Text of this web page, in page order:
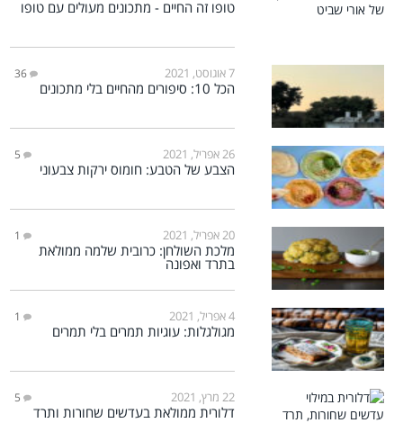
טופו זה החיים - מתכונים מעולים עם טופו
7 אוגוסט, 2021 36
הכל 10: סיפורים מהחיים בלי מתכונים
26 אפריל, 2021 5
הצבע של הטבע: חומוס ירקות צבעוני
20 אפריל, 2021 1
מלכת השולחן: כרובית שלמה ממולאת
בתרד ואפונה
4 אפריל, 2021 1
מגולגלות: עוגיות תמרים בלי תמרים
22 מרץ, 2021 5
דלורית ממולאת בעדשים שחורות ותרד